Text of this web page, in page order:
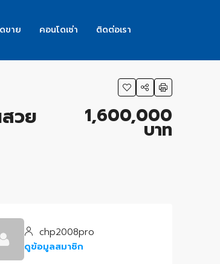
ขาย คอนโดเช่า ติดต่อเรา
วย 1,600,000
บาท
chp2008pro
ดูข้อมูลสมาชิก